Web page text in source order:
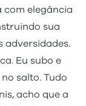
com elegância
sua
adversidades.
Eu subo e
salto. Tudo
acho que a